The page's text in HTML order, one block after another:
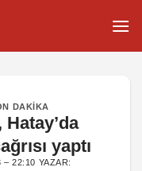
DAKIKA
yaptı
– 22:10 YAZAR: